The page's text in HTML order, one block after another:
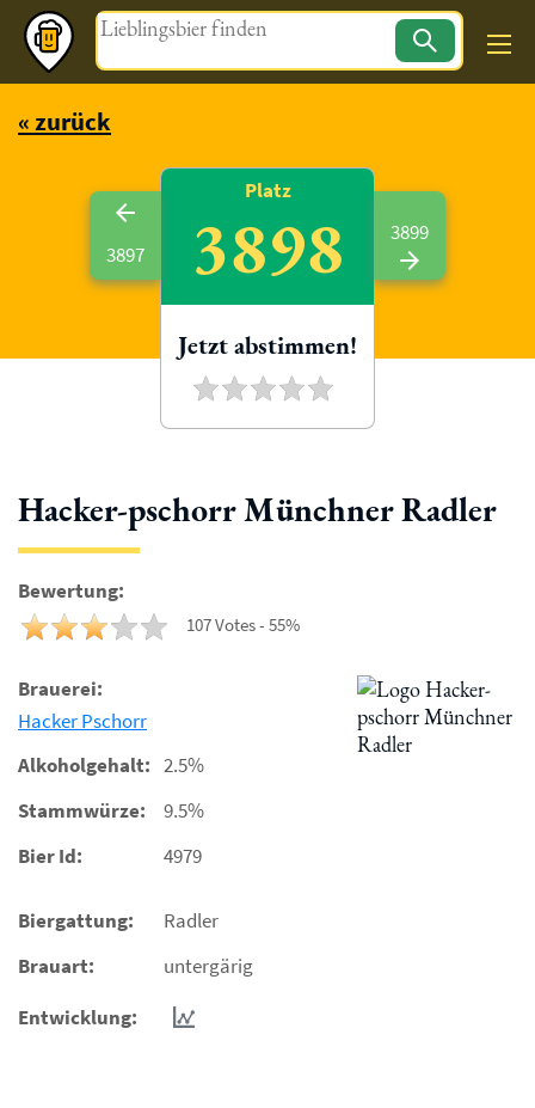
Magazin
« zurück
Hacker-pschorr Münchner Radler
Bewertung:
107 Votes - 55%
Brauerei:
Hacker Pschorr
Alkoholgehalt: 2.5%
Stammwürze:
9.5%
Bier Id:
4979
Biergattung:
Radler
Brauart:
untergärig
Entwicklung:
3897
Platz
3898
Jetzt abstimmen!
3899